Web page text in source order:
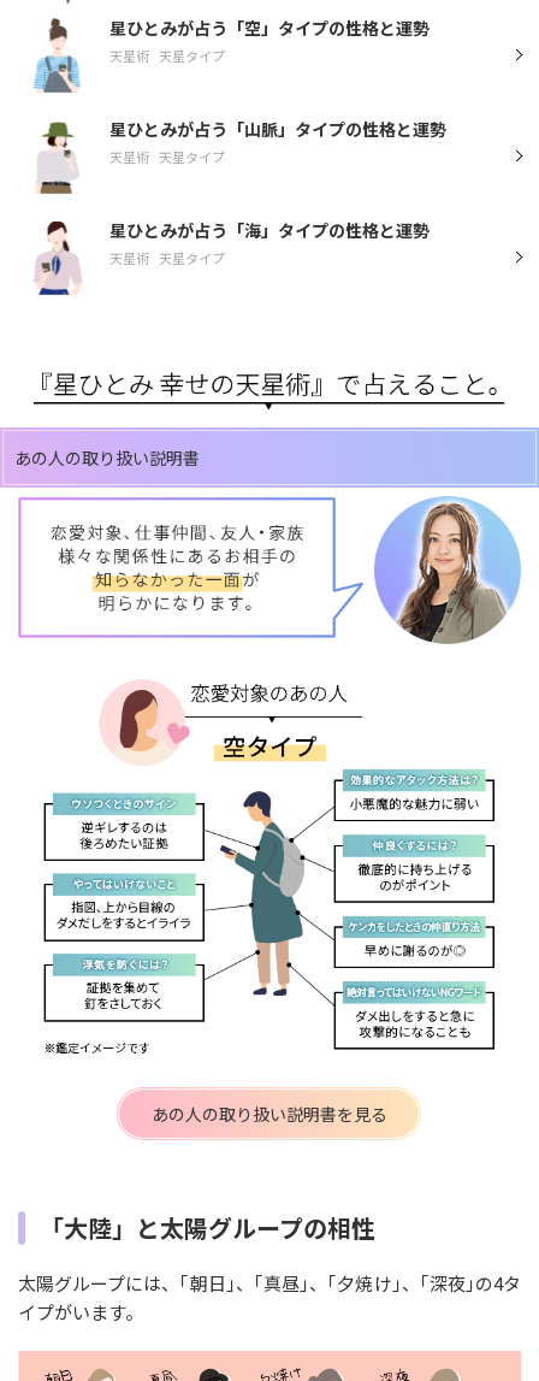
星ひとみが占う「空」タイプの性格と運勢
天星術 天星タイプ
星ひとみが占う「山脈」タイプの性格と運勢
天星術 天星タイプ
星ひとみが占う「海」タイプの性格と運勢
天星術 天星タイプ
あの人の取り扱い説明書
あの人の取り扱い説明書を見る
「大陸」と太陽グループの相性
太陽グループには、｢朝日｣、｢真昼｣、｢夕焼け｣、｢深夜｣の4タ
イプがいます。